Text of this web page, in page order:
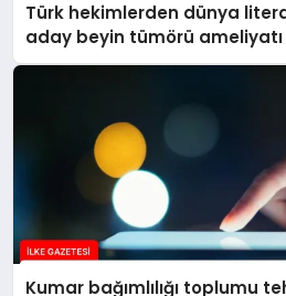
Türk hekimlerden dünya
aday beyin tümörü ameliyatı
Kumar bağımlılığı toplumu